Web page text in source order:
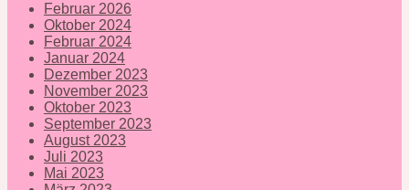
Februar 2026
Oktober 2024
Februar 2024
Januar 2024
Dezember 2023
November 2023
Oktober 2023
September 2023
August 2023
Juli 2023
Mai 2023